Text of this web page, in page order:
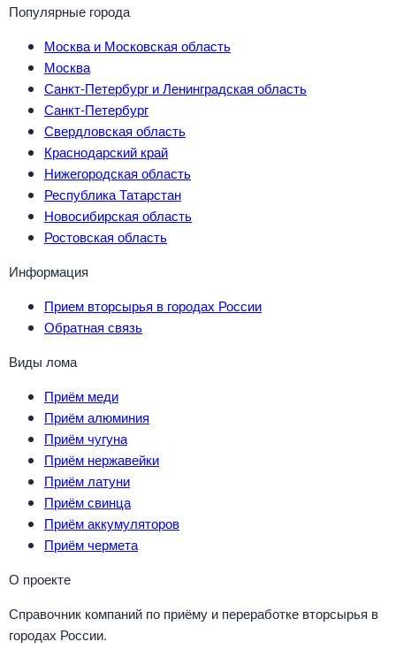
Популярные города
Москва и Московская область
Москва
Санкт-Петербург и Ленинградская область
Санкт-Петербург
Свердловская область
Краснодарский край
Нижегородская область
Республика Татарстан
Новосибирская область
Ростовская область
Информация
Прием вторсырья в городах России
Обратная связь
Виды лома
Приём меди
Приём алюминия
Приём чугуна
Приём нержавейки
Приём латуни
Приём свинца
Приём аккумуляторов
Приём чермета
О проекте
Справочник компаний по приёму и переработке вторсырья в
городах России.